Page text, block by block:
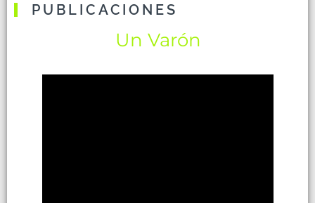
PUBLICACIONES
Un Varón